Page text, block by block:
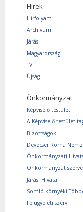
Hírek
Hírfolyam
Archívum
Járás
Magyarország
TV
Újság
Önkormányzat
Képviselő testület
A Képviselő-testület
Bizottságok
Devecser Roma
Önkormányzati
Önkormányzat
Járási Hivatal
Somló-környéki
Felügyeleti szerv